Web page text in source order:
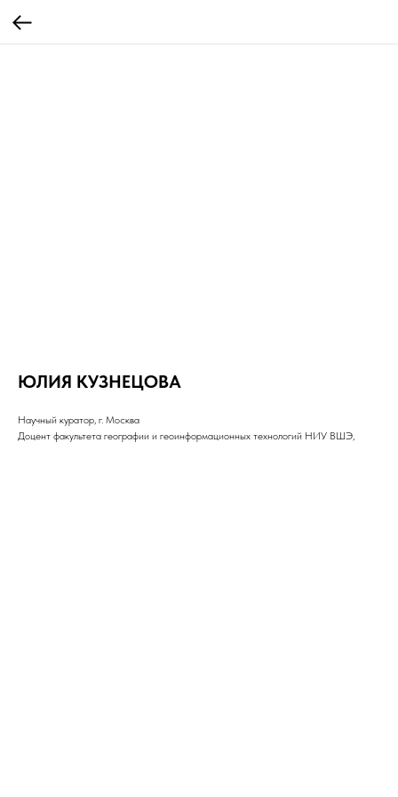
ЮЛИЯ КУЗНЕЦОВА
Научный куратор, г. Москва
Доцент факультета географии и геоинформационных технологий НИУ ВШЭ,